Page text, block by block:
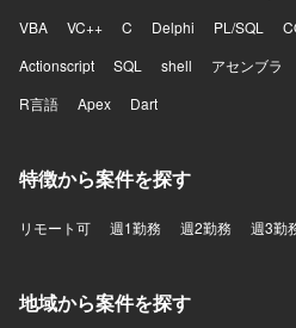
VBA
VC++ C Delphi PL/SQL
Actionscript
SQL shell アセンブラ
R言語
Apex Dart
特徴から案件を探す
リモート可 週1勤務 週2勤務 週3勤
地域から案件を探す